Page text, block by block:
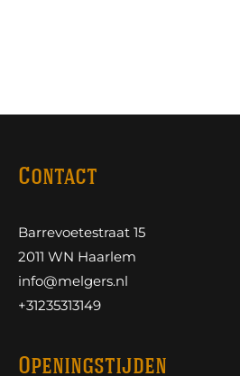
Contact
Barrevoetestraat 15
2011 WN Haarlem
info@melgers.nl
+31235313149
Openingstijden